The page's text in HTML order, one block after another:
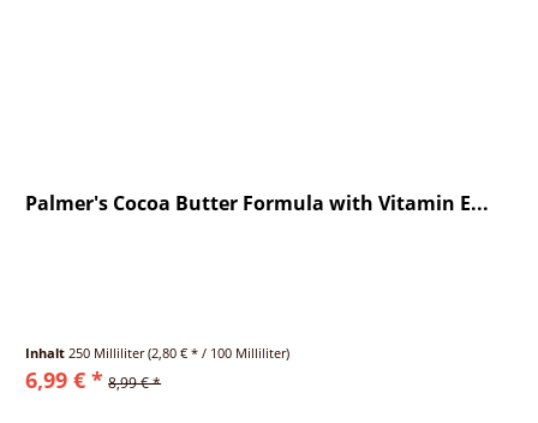
Palmer's Cocoa Butter Formula with Vitamin E...
Inhalt250 Milliliter(2,80 € * / 100 Milliliter)
6,99 € * 8,99 € *